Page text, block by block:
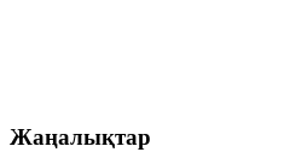
Жаңалықтар